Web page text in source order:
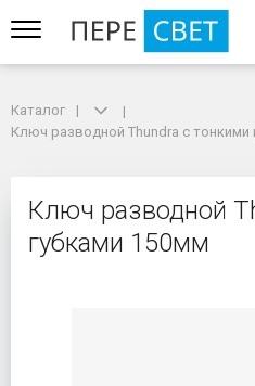
Ключ разводной Thundra с тонкими
Ключ
Каталог
Ключ разводной Thundra с тонкими
Ключ разводной
губками 150мм